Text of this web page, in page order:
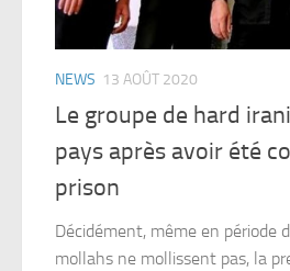
NEWS 13 AOÛT 2020
Le groupe de hard
pays après avoir été
prison
Décidément, même en période
mollahs ne mollissent pas, la